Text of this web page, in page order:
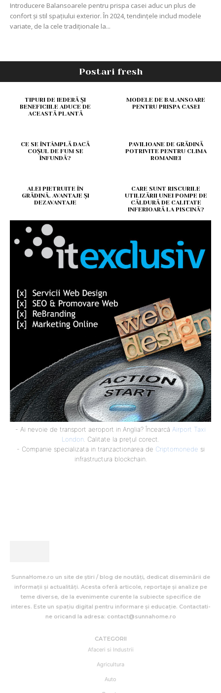
Introducere Balansoarele pentru prispa casei aduc un plus de
confort și stil spațiului exterior. În 2024, tendințele includ modele
variate, de la cele tradiționale la...
Postari fresh
TIPURI DE IEDERĂ ȘI
BENEFICIILE ADUCE DE
ACEASTĂ PLANTĂ
MODELE DE BALANSOARE
PENTRU PRISPA CASEI
CE SE ÎNTÂMPLĂ DACĂ
COȘUL DE FUM SE
ÎNFUNDĂ?
PAVILIOANE DE GRĂDINĂ
POTRIVITE PENTRU CLIMA
ROMANIEI
ALEI PIETRUITE ÎN
GRĂDINĂ. AVANTAJE ȘI
DEZAVANTAJE
CARE SUNT RISCURILE
UTILIZĂRII UNEI POMPE DE
CĂLDURĂ DE CALITATE
INFERIOARĂ LA PISCINĂ?
- Ai nevoie de transport aeroport in Anglia? Încearcă Airport Taxi
London . Calitate la prețul corect.
- Companie specializata in tranzactionarea de Criptomonede si
infrastructura blockchain.
SunnaHome.ro un site de știri / blog de noutăți, dedicat diseminării de
informații și actualități. Acesta oferă articole, reportaje și analize pe
teme diverse, de la evenimente curente la subiecte specifice de
interes. Este un spațiu digital pentru informare și educație. Contactati-
ne oricand la adresa: contact@sunnahome.ro
CATEGORII
Afaceri si Industrii
Agricultura
Auto